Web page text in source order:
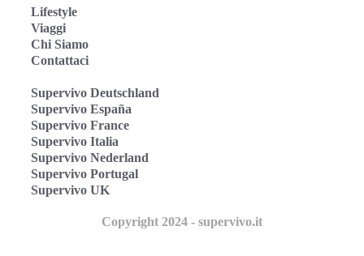
Lifestyle
Viaggi
Chi Siamo
Contattaci
Supervivo Deutschland
Supervivo España
Supervivo France
Supervivo Italia
Supervivo Nederland
Supervivo Portugal
Supervivo UK
Copyright 2024 - supervivo.it